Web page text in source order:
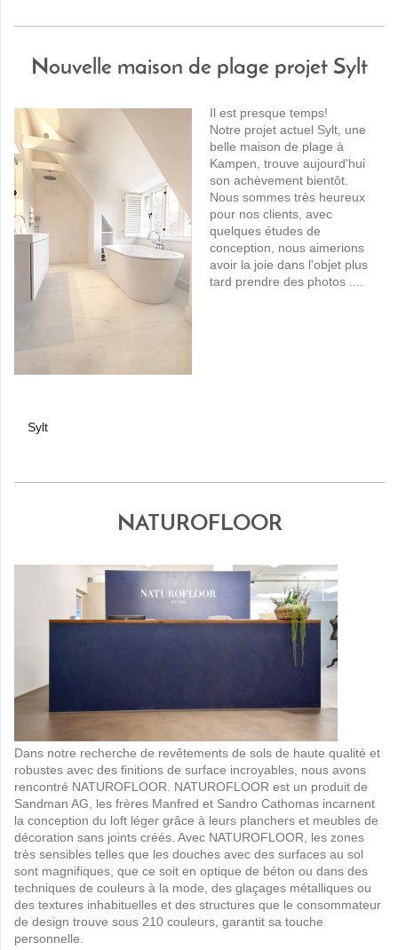
Nouvelle maison de plage projet Sylt
Il est presque temps!
Notre projet actuel Sylt, une
belle maison de plage à
Kampen, trouve aujourd'hui
son achèvement bientôt.
Nous sommes très heureux
pour nos clients, avec
quelques études de
conception, nous aimerions
avoir la joie dans l'objet plus
tard prendre des photos ....
Sylt
NATUROFLOOR
Dans notre recherche de revêtements de sols de haute qualité et
robustes avec des finitions de surface incroyables, nous avons
rencontré NATUROFLOOR. NATUROFLOOR est un produit de
Sandman AG, les frères Manfred et Sandro Cathomas incarnent
la conception du loft léger grâce à leurs planchers et meubles de
décoration sans joints créés. Avec NATUROFLOOR, les zones
très sensibles telles que les douches avec des surfaces au sol
sont magnifiques, que ce soit en optique de béton ou dans des
techniques de couleurs à la mode, des glaçages métalliques ou
des textures inhabituelles et des structures que le consommateur
de design trouve sous 210 couleurs, garantit sa touche
personnelle.